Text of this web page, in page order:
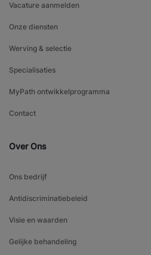
Vacature aanmelden
Onze diensten
Werving & selectie
Specialisaties
MyPath ontwikkelprogramma
Contact
Over Ons
Ons bedrijf
Antidiscriminatiebeleid
Visie en waarden
Gelijke behandeling